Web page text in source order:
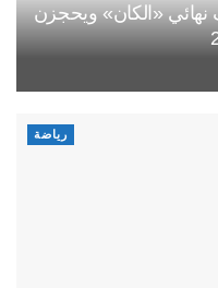
نهائي «الكان» ويحجزن
رياضة